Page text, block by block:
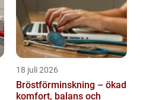
18 juli 2026
Bröstförminskning – ökad
komfort, balans och